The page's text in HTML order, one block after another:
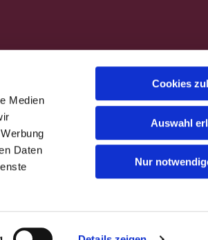
Medien
Daten
Cookies
Auswahl
Nur
hamm.de